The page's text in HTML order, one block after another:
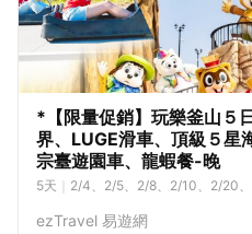
*【限量促銷】玩樂釜山５
界、LUGE滑車、頂級５星
宗臺遊園車、龍蝦餐-晚
5天
2/4、2/5、2/8、2/10、2/20
15、3/16、3/17、3/18、3/19、3/
ezTravel 易遊網